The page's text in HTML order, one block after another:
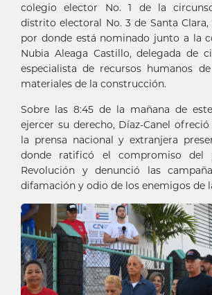
colegio elector No. 1 de la
distrito electoral No. 3 de Santa
por donde está nominado junto a la
Nubia Aleaga Castillo, delegada de
especialista de recursos humanos
materiales de la construcción.
Sobre las 8:45 de la mañana de
ejercer su derecho, Díaz-Canel
la prensa nacional y extranjera
donde ratificó el compromiso del
Revolución y denunció las
difamación y odio de los enemigos de